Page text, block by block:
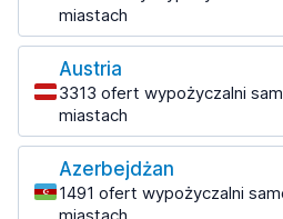
miastach
Najpopularniejsze lokacje
Durres
69 ofert w 2 lokalizacjach
Saranda
213 ofert w 3 lokalizacjach
Saranda Port
Austria
3313 ofert wypożyczalni
miastach
Najpopularniejsze lokacje
Wiedeń
1223 oferty w 8 lokalizacjach
Azerbejdżan
1491 ofert wypożyczalni